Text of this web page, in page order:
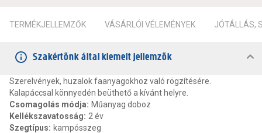
TERMÉKJELLEMZŐK VÁSÁRLÓI VÉLEMÉNYEK JÓTÁLLÁS,
Szakértőnk által kiemelt jellemzők
Szerelvények, huzalok faanyagokhoz való rögzítésére.
Kalapáccsal könnyedén beüthető a kívánt helyre.
Csomagolás módja: Műanyag doboz
Kellékszavatosság: 2 év
Szegtípus: kampósszeg